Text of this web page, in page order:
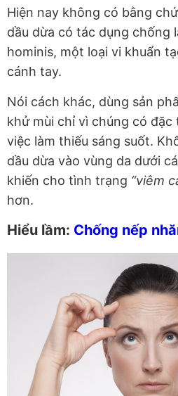
Hiện nay không có bằng
dầu dừa có tác dụng chống
hominis, một loại vi khuẩn
cánh tay.
Nói cách khác, dùng sản
khử mùi chỉ vì chúng có đặc
việc làm thiếu sáng suốt.
dầu dừa vào vùng da dưới
khiến cho tình trạng “viêm
hơn.
Hiểu lầm: Chống nếp